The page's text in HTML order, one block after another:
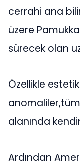
cerrahi ana
üzere
sürecek olan
Özellikle
alanında
Ardından